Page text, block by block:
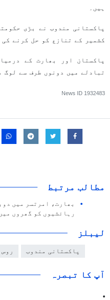
ہیں۔
پاکستانی مندوب نے بڑی
کشمیر کے تنازع کو حل کرنے کی
پاکستان اور بھارت کے
تبادلے میں دونوں طرف سے لوگ
News ID 1932483
مطالب مرتبط
بھارت، امرتسر میں
رہائشیوں کو گھروں
لیبلز
پاکستانی مندوب روس
آپ کا تبصرہ